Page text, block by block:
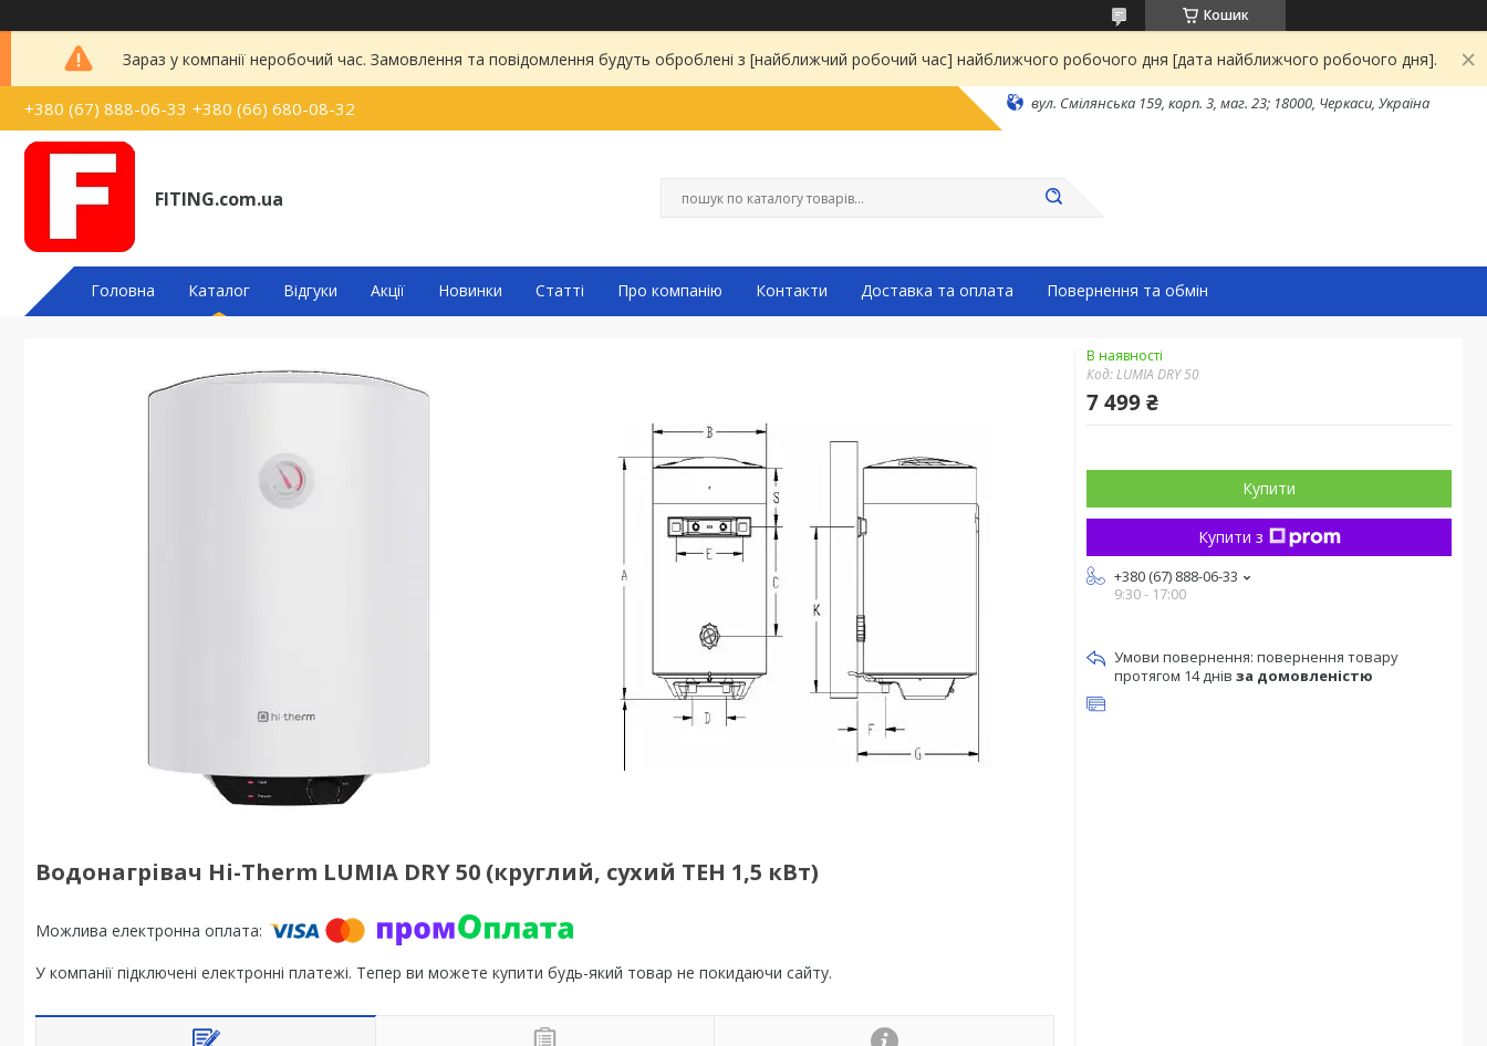
Кошик
Зараз у компанії неробочий час. Замовлення та повідомлення будуть оброблені з [найближчий робочий час] найближчого робочого дня [дата найближчого робочого дня].
+380 (67) 888-06-33 +380 (66) 680-08-32 вул. Смілянська 159, корп. 3, маг. 23; 18000, Черкаси, Україна
FITING.com.ua
Головна Каталог Відгуки Акції Новинки Статті Про компанію Контакти Доставка та оплата Повернення та обмін
Водонагрівач Hi-Therm LUMIA DRY 50 (круглий, сухий ТЕН 1,5 кВт)
У компанії підключені електронні платежі. Тепер ви можете купити будь-який товар не покидаючи сайту.
В наявності
Код:LUMIA DRY 50
7 499 ₴
Купити
Купити з
+380 (67) 888-06-33
9:30 - 17:00
повернення товару
протягом 14 днів за домовленістю